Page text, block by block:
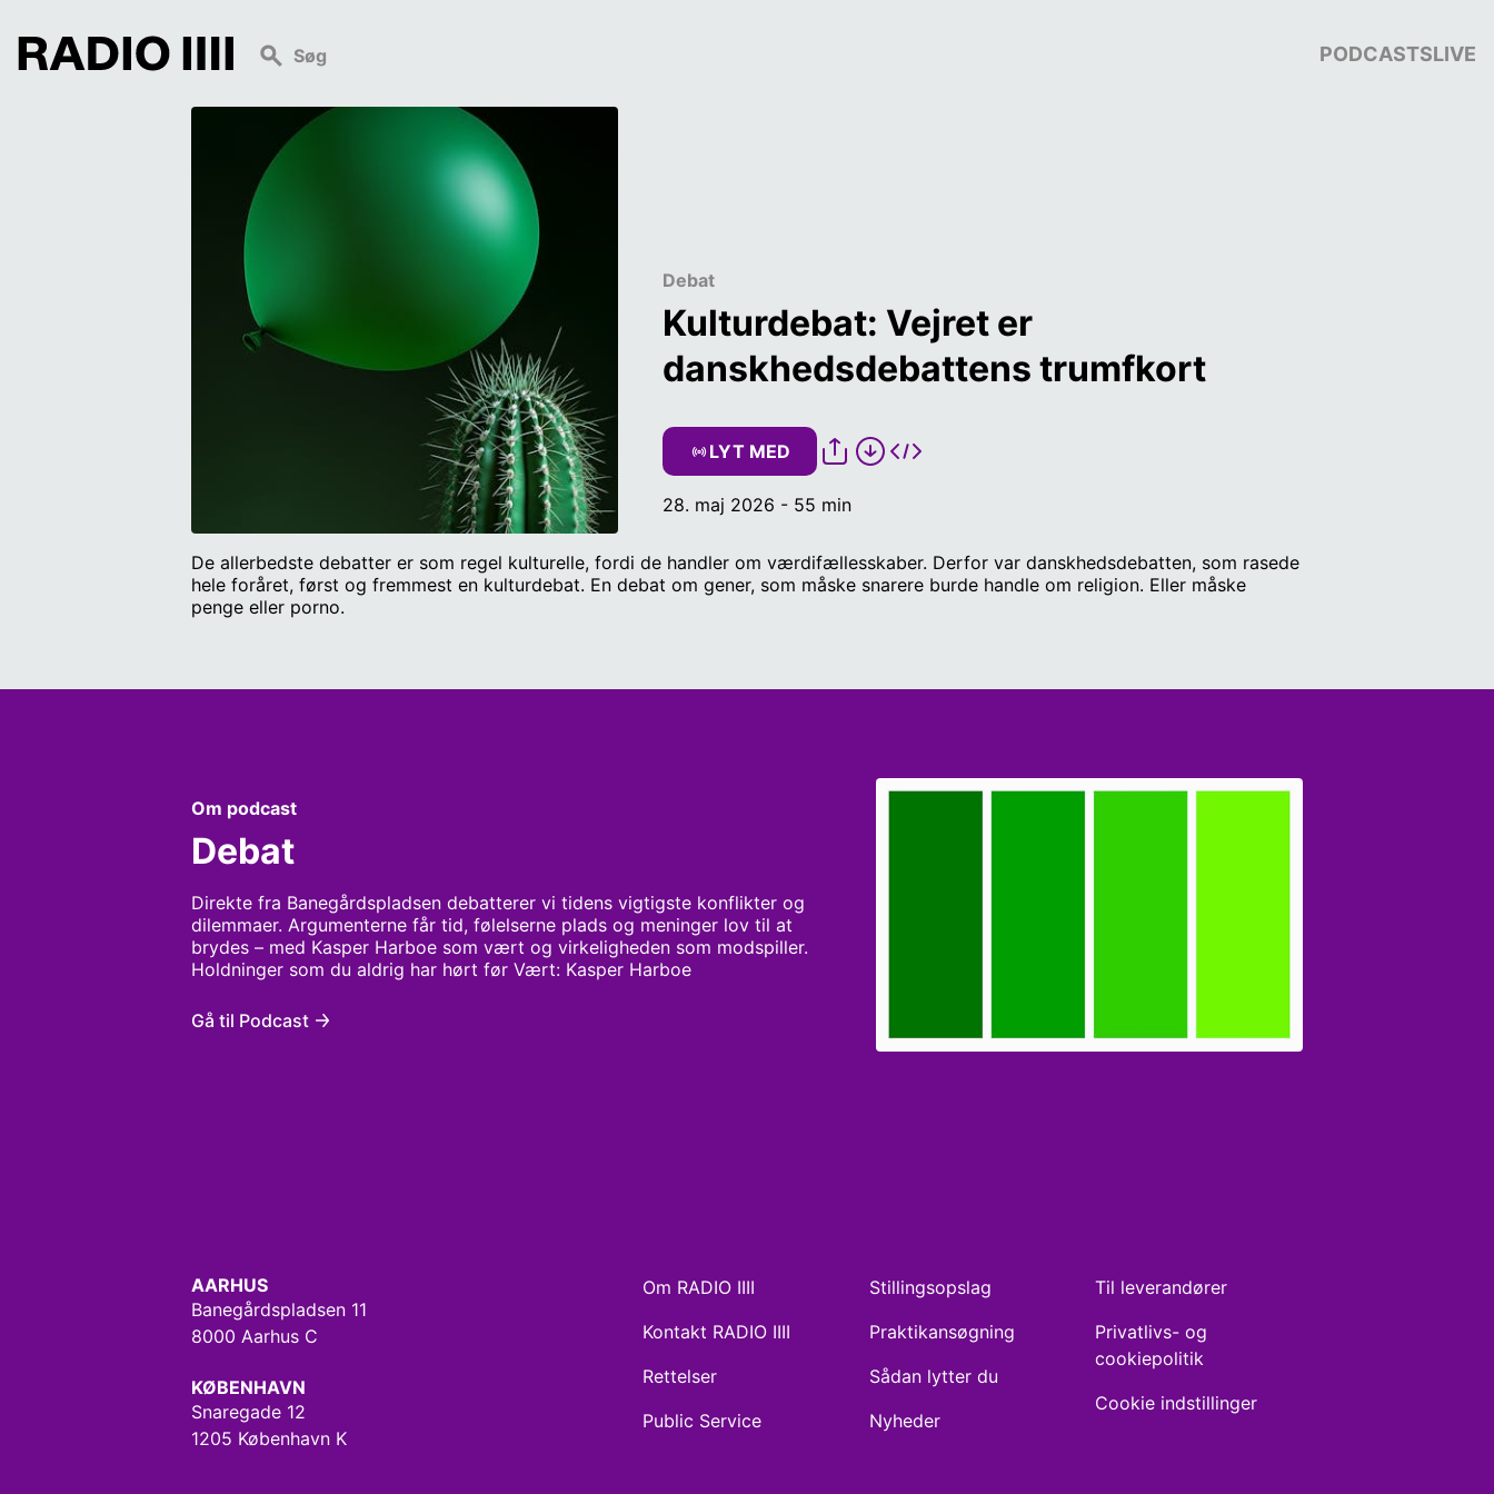
PODCASTSLIVE
Debat
Kulturdebat: Vejret er
danskhedsdebattens trumfkort
LYT MED
28. maj 2026 - 55 min
De allerbedste debatter er som regel kulturelle, fordi de handler om værdifællesskaber. Derfor var danskhedsdebatten, som rasede
hele foråret, først og fremmest en kulturdebat. En debat om gener, som måske snarere burde handle om religion. Eller måske
penge eller porno.
Om podcast
Debat
Direkte fra Banegårdspladsen debatterer vi tidens vigtigste konflikter og
dilemmaer. Argumenterne får tid, følelserne plads og meninger lov til at
brydes – med Kasper Harboe som vært og virkeligheden som modspiller.
Holdninger som du aldrig har hørt før Vært: Kasper Harboe
Gå til Podcast
AARHUS
Banegårdspladsen 11
8000 Aarhus C
KØBENHAVN
Snaregade 12
1205 København K
Om RADIO IIII
Kontakt RADIO IIII
Rettelser
Public Service
Stillingsopslag
Praktikansøgning
Sådan lytter du
Nyheder
Til leverandører
Privatlivs- og
cookiepolitik
Cookie indstillinger